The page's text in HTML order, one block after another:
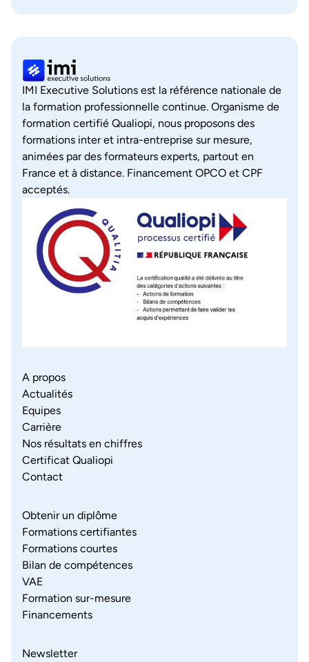
IMI Executive Solutions est la référence nationale de
la formation professionnelle continue. Organisme de
formation certifié Qualiopi, nous proposons des
formations inter et intra-entreprise sur mesure,
animées par des formateurs experts, partout en
France et à distance. Financement OPCO et CPF
acceptés.
A propos
Actualités
Equipes
Carrière
Nos résultats en chiffres
Certificat Qualiopi
Contact
Obtenir un diplôme
Formations certifiantes
Formations courtes
Bilan de compétences
VAE
Formation sur-mesure
Financements
Newsletter